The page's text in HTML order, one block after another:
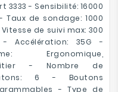
3333 - Sensibilité: 16000
- Taux de sondage: 1000
Vitesse de suivi max: 300
- Accélération: 35G -
Ergonomique,
- Nombre de
6 - Boutons
- Type de